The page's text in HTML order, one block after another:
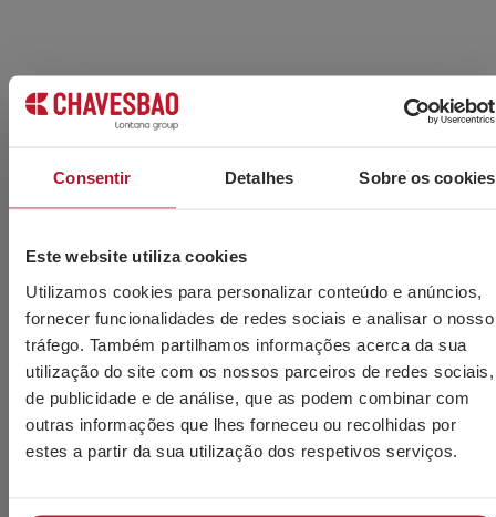
Consentir Detalhes Sobre os cookies
Este website utiliza cookies
Utilizamos cookies para personalizar conteúdo e anúncios,
fornecer funcionalidades de redes sociais e analisar o nosso
tráfego. Também partilhamos informações acerca da sua
utilização do site com os nossos parceiros de redes sociais,
de publicidade e de análise, que as podem combinar com
outras informações que lhes forneceu ou recolhidas por
estes a partir da sua utilização dos respetivos serviços.